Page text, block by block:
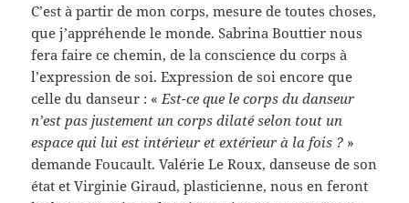
C’est à partir de mon corps, mesure de toutes choses,
que j’appréhende le monde. Sabrina Bouttier nous
fera faire ce chemin, de la conscience du corps à
l’expression de soi. Expression de soi encore que
celle du danseur : « Est-ce que le corps du danseur
n’est pas justement un corps dilaté selon tout un
espace qui lui est intérieur et extérieur à la fois ? »
demande Foucault. Valérie Le Roux, danseuse de son
état et Virginie Giraud, plasticienne, nous en feront